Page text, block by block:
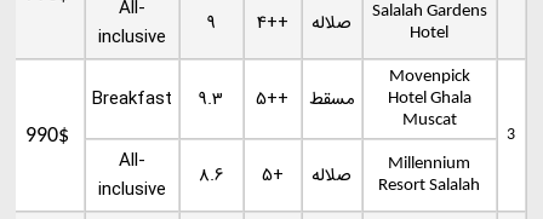
Salalah Gardens
Hotel
صلاله 4++
9
All-
inclusive
3
Movenpick
Hotel Ghala
Muscat
مسقط 5++
9.3
Breakfast
990$
Millennium
Resort Salalah
صلاله 5+
8.6
All-
inclusive